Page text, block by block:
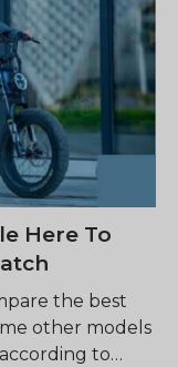
Here To
the best
other models
to